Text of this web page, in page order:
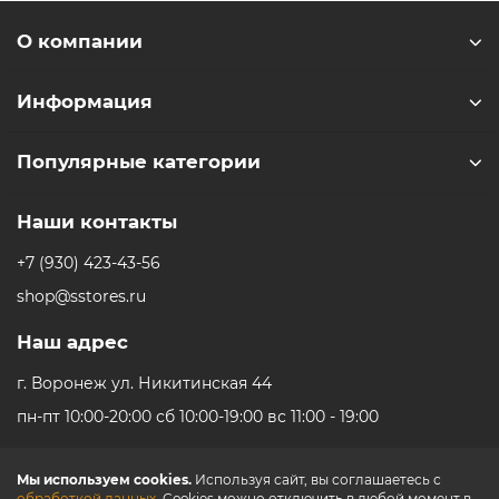
Мы используем cookies. Используя сайт, вы соглашаетесь с
О компании
Информация
Популярные категории
Наши контакты
+7 (930) 423-43-56
shop@sstores.ru
Наш адрес
г. Воронеж ул. Никитинская 44
пн-пт 10:00-20:00 сб 10:00-19:00 вс 11:00 - 19:00